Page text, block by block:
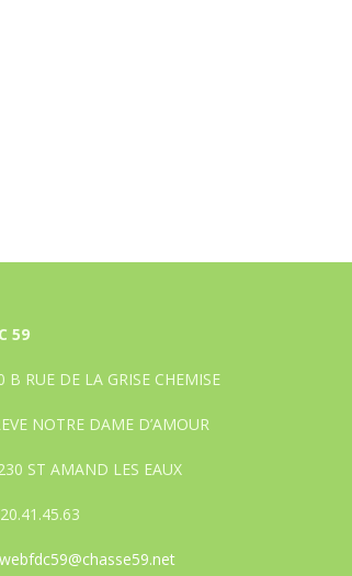
59
B RUE DE LA GRISE CHEMISE
NOTRE DAME D’AMOUR
ST AMAND LES EAUX
webfdc59@chasse59.net